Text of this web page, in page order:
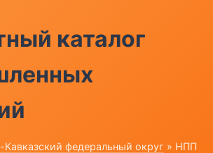
каталог
Кавказский федеральный округ » НПП